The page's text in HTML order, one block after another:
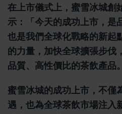
在上市儀式上，蜜雪冰城創
示：「今天的成功上市，是
也是我們全球化戰略的新起
的力量，加快全球擴張步伐
品質、高性價比的茶飲產品
蜜雪冰城的成功上市，不僅
遇，也為全球茶飲市場注入